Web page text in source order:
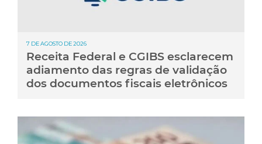
7 DE AGOSTO DE 2026
Receita Federal e CGIBS esclarecem
adiamento das regras de validação
dos documentos fiscais eletrônicos